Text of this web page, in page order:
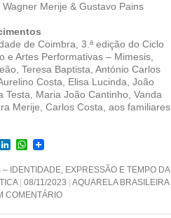
Wagner Merije & Gustavo Pains
de Coimbra, 3.ª edição do Ciclo
e Artes Performativas – Mimesis,
Teresa Baptista, António Carlos
Costa, Elisa Lucinda, João
Testa, Maria João Cantinho, Vanda
Merije, Carlos Costa, aos familiares,
L
n
k
e
d
I
W
a
t
s
A
p
– IDENTIDADE, EXPRESSÃO E TEMPO DA
08/11/2023
AQUARELA BRASILEIRA
COMENTÁRIO